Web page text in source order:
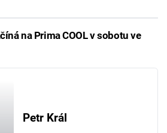
na Prima COOL v sobotu ve
Petr Král